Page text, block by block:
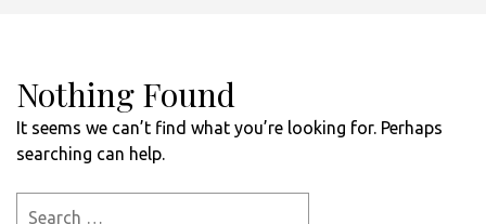
Nothing Found
It seems we can’t find what you’re looking for. Perhaps
searching can help.